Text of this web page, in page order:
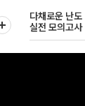
다채로운 난도
실전 모의고사